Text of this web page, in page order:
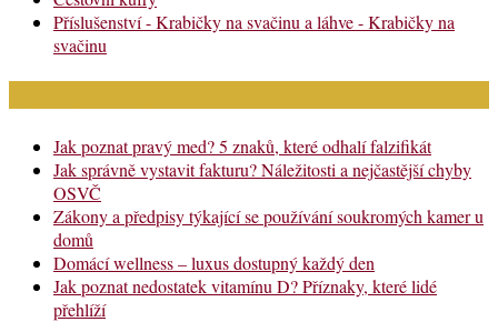
Příslušenství - Krabičky na svačinu a láhve - Krabičky na
svačinu
Jak poznat pravý med? 5 znaků, které odhalí falzifikát
Jak správně vystavit fakturu? Náležitosti a nejčastější chyby
OSVČ
Zákony a předpisy týkající se používání soukromých kamer u
domů
Domácí wellness – luxus dostupný každý den
Jak poznat nedostatek vitamínu D? Příznaky, které lidé
přehlíží